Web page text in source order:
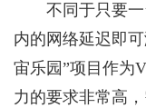
不同于只要
内的网络延迟即
宙乐园”项目作为
力的要求非常高